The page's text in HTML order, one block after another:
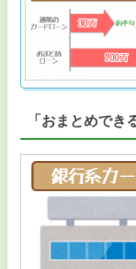
「おまとめで